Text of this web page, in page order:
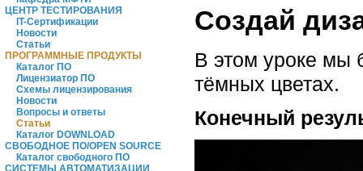
ЦЕНТР ТЕСТИРОВАНИЯ
IT-Сертификации
Новости
Статьи
ПРОГРАММНЫЕ ПРОДУКТЫ
Каталог ПО
Лицензиатор ПО
Схемы лицензирования
Новости
Вопросы и ответы
Статьи
Каталог DOWNLOAD
СВОБОДНОЕ ПО/OPEN SOURCE
Каталог свободного ПО
СИСТЕМЫ АВТОМАТИЗАЦИИ
Создай
В этом уроке мы
тёмных цветах.
Конечный